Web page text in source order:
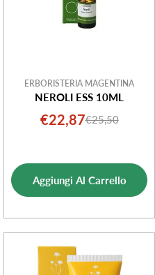
ERBORISTERIA MAGENTINA
NEROLI ESS 10ML
Prezzo
vendita
€22,87Prezzo
€25,50
Aggiungi Al Carrello